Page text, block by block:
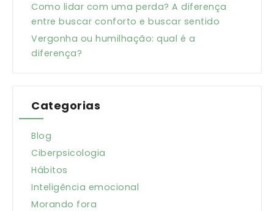
Como lidar com uma perda? A diferença
entre buscar conforto e buscar sentido
Vergonha ou humilhação: qual é a
diferença?
Categorias
Blog
Ciberpsicologia
Hábitos
Inteligência emocional
Morando fora